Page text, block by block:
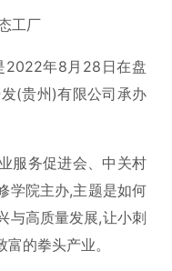
工厂
2022年8月28日在盘
(贵州)有限公司承办
服务促进会、中关村
学院主办,主题是如何
与高质量发展,让小刺
的拳头产业。